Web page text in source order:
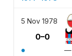
5 Nov 1978
0–0
●
—